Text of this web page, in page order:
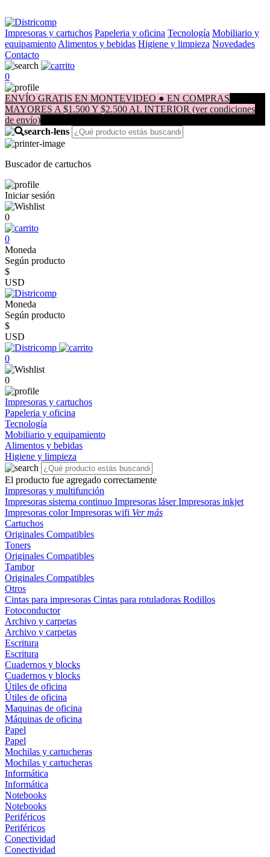
Impresoras y cartuchos Papeleria y oficina Tecnología Mobiliario y
equipamiento Alimentos y bebidas Higiene y limpieza Novedades
Contacto
0
ENVÍO GRATIS EN MONTEVIDEO ● EN COMPRAS
MAYORES A $1.500 Y $2.500 AL INTERIOR (ver condiciones
de envío)
Buscador de cartuchos
Iniciar sesión
0
0
Moneda
Según producto
$
USD
Moneda
Según producto
$
USD
0
0
Impresoras y cartuchos
Papeleria y oficina
Tecnología
Mobiliario y equipamiento
Alimentos y bebidas
Higiene y limpieza
El producto fue agregado correctamente
Impresoras y multifunción
Impresoras sistema continuo Impresoras láserImpresoras inkjet
Impresoras colorImpresoras wifi Ver más
Cartuchos
Originales Compatibles
Toners
Originales Compatibles
Tambor
Originales Compatibles
Otros
Cintas para impresoras Cintas para rotuladoras Rodillos
Fotoconductor
Archivo y carpetas
Archivo y carpetas
Escritura
Escritura
Cuadernos y blocks
Cuadernos y blocks
Útiles de oficina
Útiles de oficina
Maquinas de oficina
Máquinas de oficina
Papel
Papel
Mochilas y cartucheras
Mochilas y cartucheras
Informática
Informática
Notebooks
Notebooks
Periféricos
Periféricos
Conectividad
Conectividad